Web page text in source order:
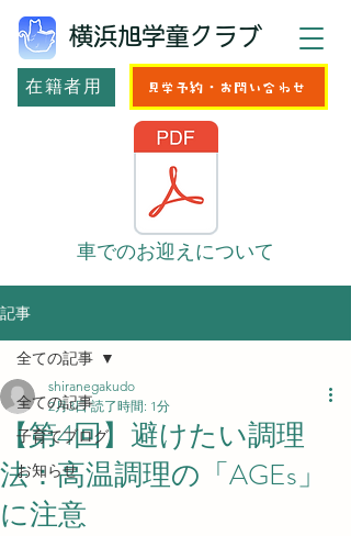
横浜旭学童クラブ
在籍者用 見学予約・お問い合わせ
車でのお迎えについて
記事
全ての記事
子育てブログ
お知らせ
全ての記事
【第4回】避けたい調理
法：高温調理の「AGEs」
に注意
shiranegakudo
2月3日 読了時間: 1分